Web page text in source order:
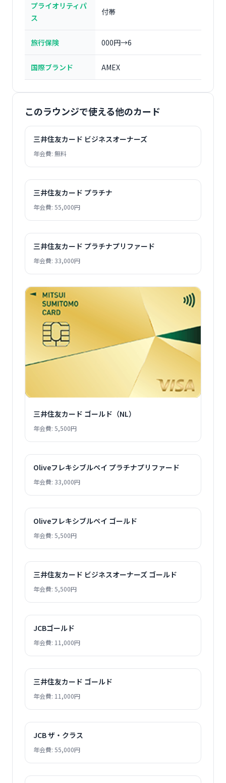
プライオリティパ
ス
付帯
旅行保険 000円→6
国際ブランド AMEX
このラウンジで使える他のカード
三井住友カード ビジネスオーナーズ
年会費: 無料
三井住友カード プラチナ
年会費: 55,000円
三井住友カード プラチナプリファード
年会費: 33,000円
三井住友カード ゴールド（NL）
年会費: 5,500円
Oliveフレキシブルペイ プラチナプリファード
年会費: 33,000円
Oliveフレキシブルペイ ゴールド
年会費: 5,500円
三井住友カード ビジネスオーナーズ ゴールド
年会費: 5,500円
JCBゴールド
年会費: 11,000円
三井住友カード ゴールド
年会費: 11,000円
JCB ザ・クラス
年会費: 55,000円